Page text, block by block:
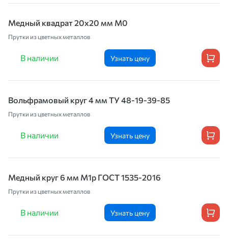
Медный квадрат 20х20 мм М0
Прутки из цветных металлов
В наличии Узнать цену
Вольфрамовый круг 4 мм ТУ 48-19-39-85
Прутки из цветных металлов
В наличии Узнать цену
Медный круг 6 мм М1р ГОСТ 1535-2016
Прутки из цветных металлов
В наличии Узнать цену